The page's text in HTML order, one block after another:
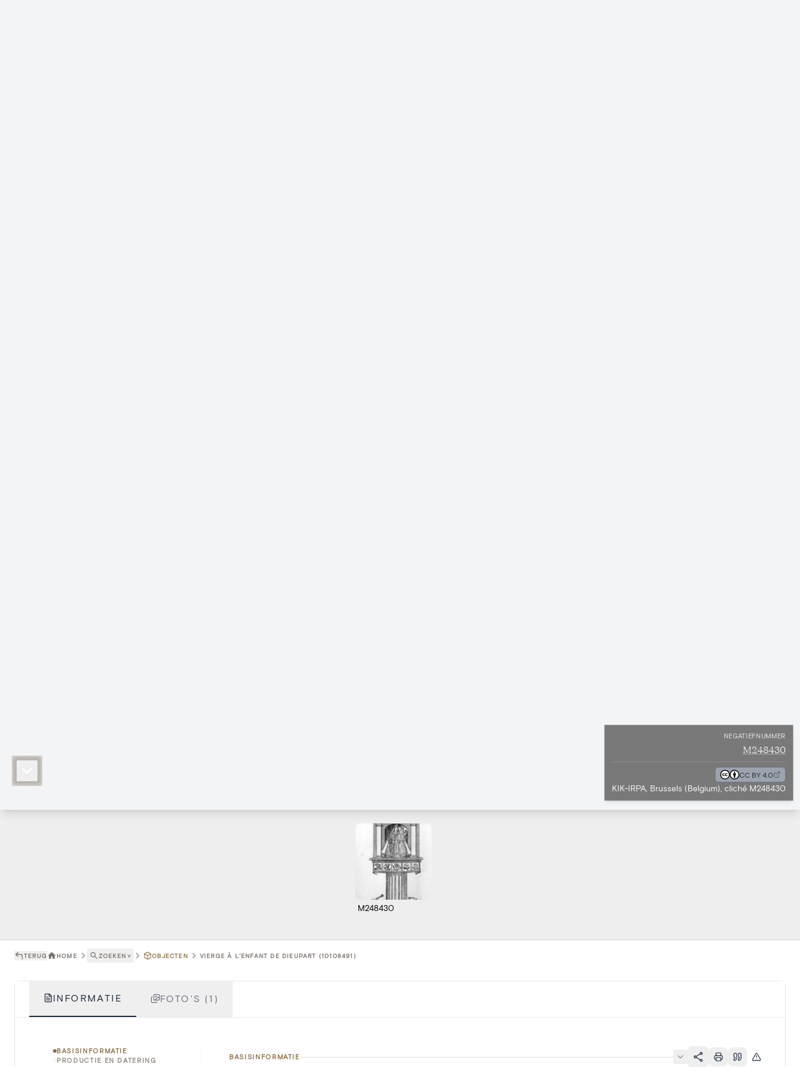
NEGATIEFNUMMER
M248430
CC BY 4.0
KIK-IRPA, Brussels (Belgium), cliché M248430
M248430
TERUG HOME ZOEKEN ˅ OBJECTEN VIERGE À L'ENFANT DE DIEUPART (10108491)
INFORMATIE FOTO'S (1)
BASISINFORMATIE
PRODUCTIE EN DATERING
BASISINFORMATIE